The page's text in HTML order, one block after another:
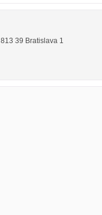
813 39 Bratislava 1